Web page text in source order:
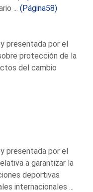
...(Página58)
presentada por el
protección de la
del cambio
presentada por el
a garantizar la
deportivas
internacionales ...